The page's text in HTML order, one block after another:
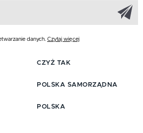
danych. Czytaj więcej
CZYŻ TAK
POLSKA SAMORZĄDNA
POLSKA